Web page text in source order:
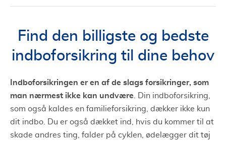
Find den billigste og bedste
indboforsikring til dine behov
Indboforsikringen er en af de slags forsikringer, som
man nærmest ikke kan undvære . Din indboforsikring,
som også kaldes en familieforsikring, dækker ikke kun
dit indbo. Du er også dækket ind, hvis du kommer til at
skade andres ting, falder på cyklen, ødelægger dit tøj